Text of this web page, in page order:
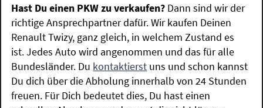
Hast Du einen PKW zu verkaufen? Dann sind wir der
richtige Ansprechpartner dafür. Wir kaufen Deinen
Renault Twizy, ganz gleich, in welchem Zustand es
ist. Jedes Auto wird angenommen und das für alle
Bundesländer. Du kontaktierst uns und schon kannst
Du dich über die Abholung innerhalb von 24 Stunden
freuen. Für Dich bedeutet dies, Du hast einen